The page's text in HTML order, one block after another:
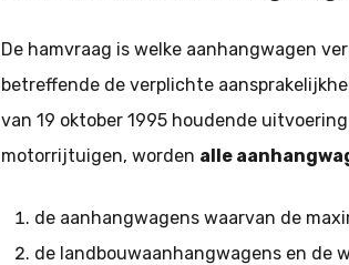
De hamvraag is welke aanhangwagen
betreffende de verplichte
van 19 oktober 1995 houdende
motorrijtuigen, worden alle
de aanhangwagens waarvan de
de landbouwaanhangwagens en de